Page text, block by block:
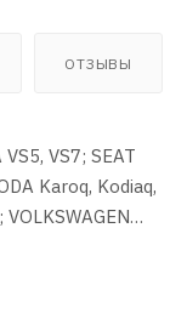
ОТЗЫВЫ
VS7; SEAT
Karoq, Kodiaq,